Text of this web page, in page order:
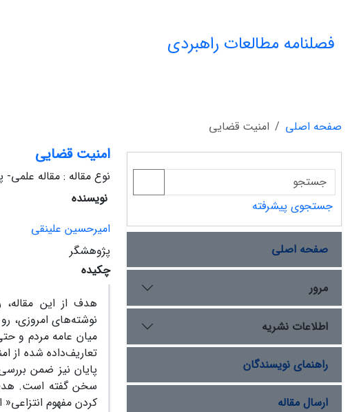
فصلنامه مطالعات راهبردی
صفحه اصلی امنیت‌ قضایی‌
امنیت‌ قضایی‌
نوع مقاله : مقاله
نویسنده
امیرحسین‌ علینقی‌
پژوهشگر
چکیده
هدف‌ از این‌
نوشته‌های‌ امروزی‌،
میان‌ عامه‌ مردم‌ و
تعاریف‌داده‌ شده‌ از
پایان‌ نیز ضمن‌
سخن‌ گفته‌ است‌.
کردن‌ مفهوم‌
جستجوی پیشرفته
صفحه اصلی
مرور
اطلاعات نشریه
راهنمای نویسندگان
ارسال مقاله